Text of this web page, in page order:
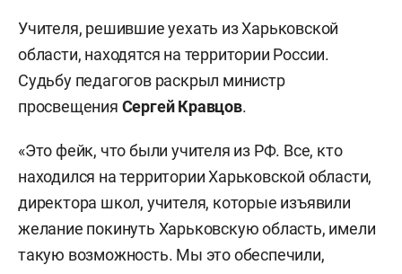
Учителя, решившие уехать из Харьковской
области, находятся на территории России.
Судьбу педагогов раскрыл министр
просвещения Сергей Кравцов.
«Это фейк, что были учителя из РФ. Все, кто
находился на территории Харьковской области,
директора школ, учителя, которые изъявили
желание покинуть Харьковскую область, имели
такую возможность. Мы это обеспечили,